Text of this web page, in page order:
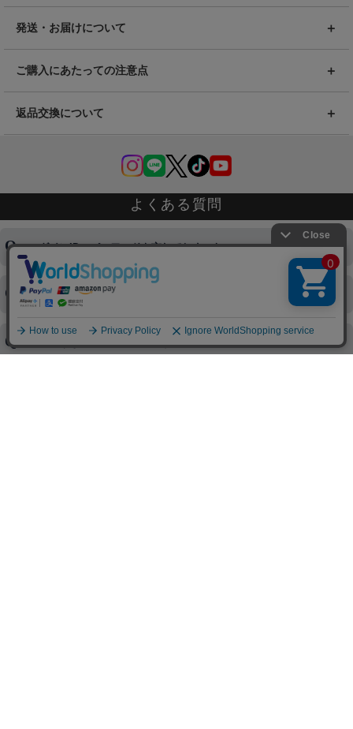
発送・お届けについて
ご購入にあたっての注意点
返品交換について
よくある質問
ログインID・パスワードを忘れてしまった
◆下記ページより、ログインIDの変更が可能です。
ログイン情報をお忘れの方はコチラ＞＞
注文内容の変更・キャンセルをしたい
◆即日発送を行なっている関係上、午後以降のご連絡やキャンセル
どのような支払方法が可能ですか？